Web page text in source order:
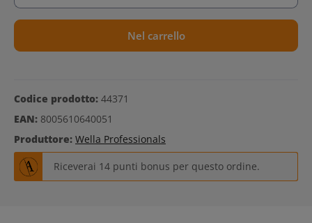
Nel carrello
Codice prodotto: 44371
EAN: 8005610640051
Produttore: Wella Professionals
Riceverai 14 punti bonus per questo ordine.